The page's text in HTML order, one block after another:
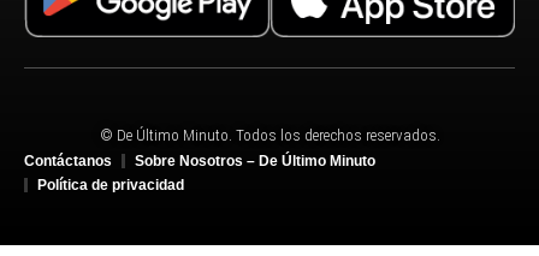
© De Último Minuto. Todos los derechos reservados.
Contáctanos
Sobre Nosotros – De Último Minuto
Política de privacidad